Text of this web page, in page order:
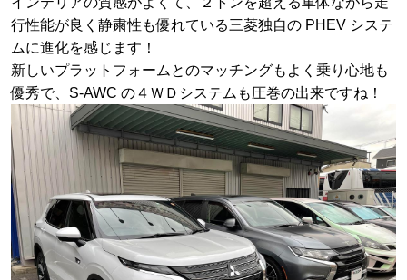
行性能が良く静粛性も優れている三菱独自の PHEV システ
ムに進化を感じます！
新しいプラットフォームとのマッチングもよく乗り心地も
優秀で、S-AWC の４ＷＤシステムも圧巻の出来ですね！